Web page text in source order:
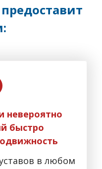
невероятно
быстро
в любом